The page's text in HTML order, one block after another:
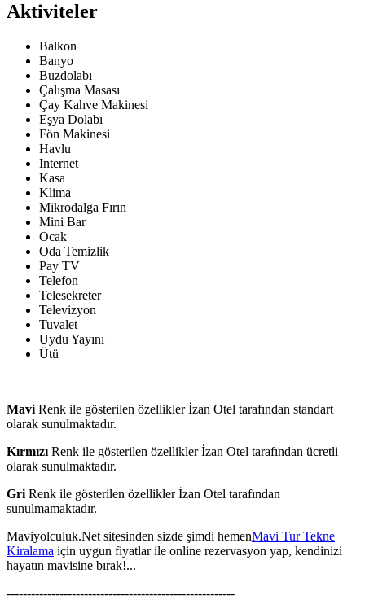
Aktiviteler
Balkon
Banyo
Buzdolabı
Çalışma Masası
Çay Kahve Makinesi
Eşya Dolabı
Fön Makinesi
Havlu
Internet
Kasa
Klima
Mikrodalga Fırın
Mini Bar
Ocak
Oda Temizlik
Pay TV
Telefon
Telesekreter
Televizyon
Tuvalet
Uydu Yayını
Ütü
Mavi Renk ile gösterilen özellikler İzan Otel tarafından standart
olarak sunulmaktadır.
Kırmızı Renk ile gösterilen özellikler İzan Otel tarafından ücretli
olarak sunulmaktadır.
Gri Renk ile gösterilen özellikler İzan Otel tarafından
sunulmamaktadır.
Maviyolculuk.Net sitesinden sizde şimdi hemenMavi Tur Tekne
Kiralama için uygun fiyatlar ile online rezervasyon yap, kendinizi
hayatın mavisine bırak!...
--------------------------------------------------------